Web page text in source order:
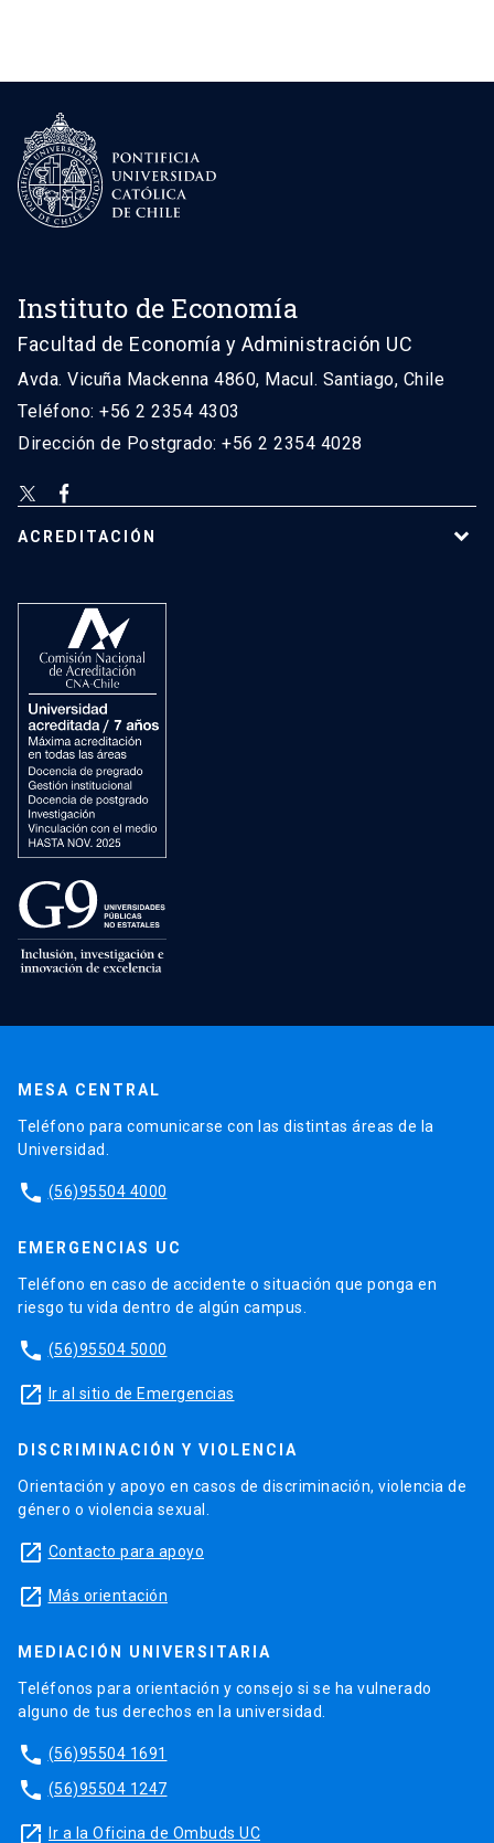
Instituto de Economía
Facultad de Economía y Administración UC
Avda. Vicuña Mackenna 4860, Macul. Santiago, Chile
Teléfono: +56 2 2354 4303
Dirección de Postgrado: +56 2 2354 4028
ACREDITACIÓN
MESA CENTRAL
Teléfono para comunicarse con las distintas áreas de la
Universidad.
phone (56)95504 4000
EMERGENCIAS UC
Teléfono en caso de accidente o situación que ponga en
riesgo tu vida dentro de algún campus.
phone (56)95504 5000
launch Ir al sitio de Emergencias
DISCRIMINACIÓN Y VIOLENCIA
Orientación y apoyo en casos de discriminación, violencia de
género o violencia sexual.
launch Contacto para apoyo
launch Más orientación
MEDIACIÓN UNIVERSITARIA
Teléfonos para orientación y consejo si se ha vulnerado
alguno de tus derechos en la universidad.
phone (56)95504 1691
phone (56)95504 1247
launch Ir a la Oficina de Ombuds UC